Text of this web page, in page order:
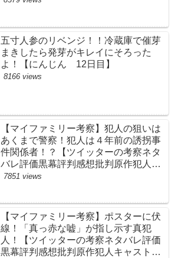
五寸人参のリベンジ！！冷蔵庫で催芽
まきしたら発芽がキレイにそろった
よ！【にんじん 12日目】
8166 views
【マイファミリー考察】犯人の狙いは
あくまで警察！犯人は４年前の誘拐事
件関係者！？【ツイッターの考察ネタ
バレ評価黒幕評判感想批判原作犯人キ
ャスト脚本あらすじ伏線まとめ】
7851 views
【マイファミリー考察】ポスターに伏
線！「真っ赤な嘘」が指し示す真犯
人！【ツイッターの考察ネタバレ評価
黒幕評判感想批判原作犯人キャスト脚